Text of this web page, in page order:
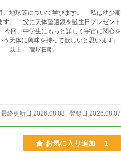
地球等について学びます。 私は幼少期
。 父に天体望遠鏡を誕生日プレゼント
回、中学生にもっと詳しく宇宙に関心を
天体に興味を持って欲しいと思います。
。 以上 蔵屋日唱
最終更新日 2026.08.08 登録日 2026.08.07
お気に入り追加 1